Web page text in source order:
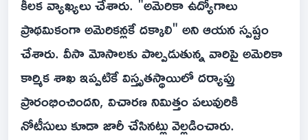
ప్రాథమికంగా అమెరికన్లకే దక్కాలి" అని ఆయన స్పష్టం
చేశారు. వీసా మోసాలకు పాల్పడుతున్న వారిపై అమెరికా
కార్మిక శాఖ ఇప్పటికే విస్తృతస్థాయిలో దర్యాప్తు
ప్రారంభించిందని, విచారణ నిమిత్తం పలువురికి
నోటీసులు కూడా జారీ చేసినట్లు వెల్లడించారు.